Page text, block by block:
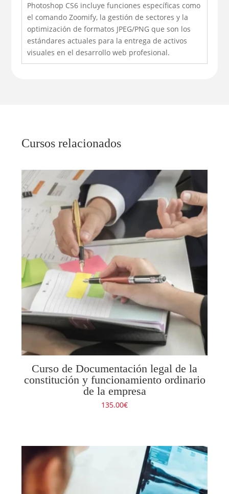
Photoshop CS6 incluye funciones específicas como
el comando Zoomify, la gestión de sectores y la
optimización de formatos JPEG/PNG que son los
estándares actuales para la entrega de activos
visuales en el desarrollo web profesional.
Cursos relacionados
Curso de Documentación legal de la
constitución y funcionamiento ordinario
de la empresa
135.00€